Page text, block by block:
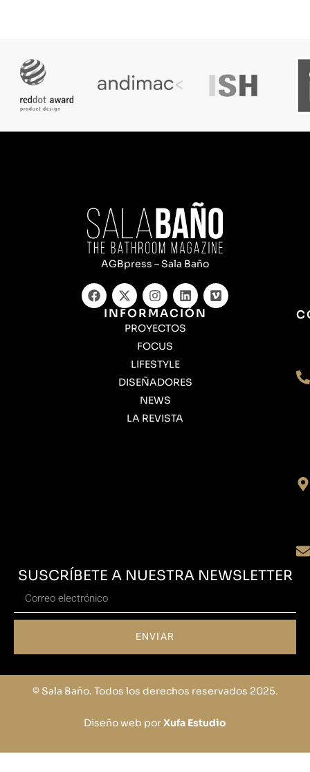
AGBpress – Sala Baño
INFORMACIÓN
PROYECTOS
FOCUS
LIFESTYLE
DISEÑADORES
NEWS
LA REVISTA
SUSCRÍBETE A NUESTRA NEWSLETTER
ENVIAR
© Sala Baño. Todos los derechos reservados 2025.
Diseño web porXufa Estudio